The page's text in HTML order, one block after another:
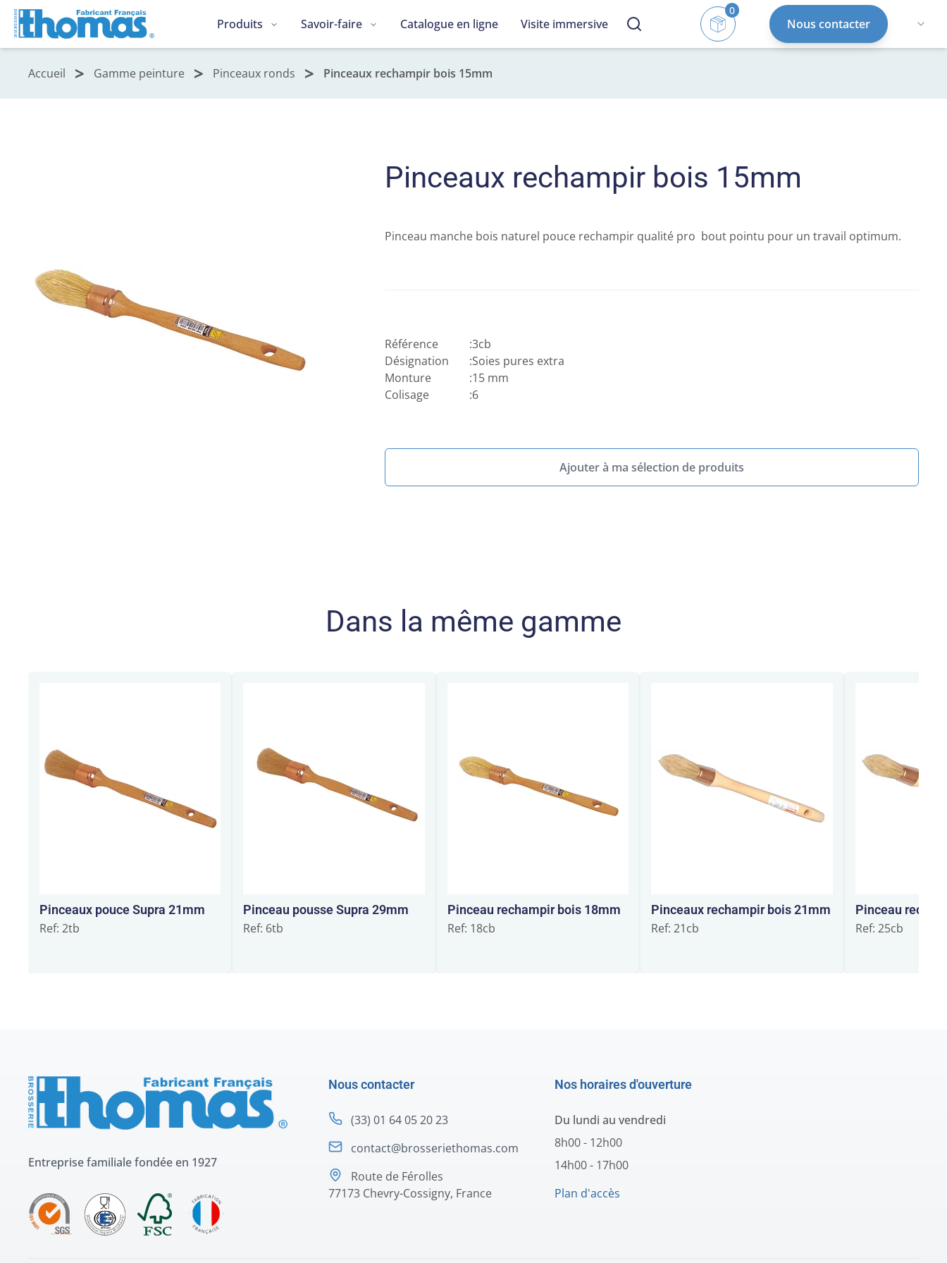
Produits Savoir-faire Catalogue en ligne Visite immersive
0
Nous contacter
Accueil Gamme peinture Pinceaux ronds Pinceaux rechampir bois 15mm
Pinceaux rechampir bois 15mm
Pinceau manche bois naturel pouce rechampir qualité pro  bout pointu pour un travail optimum.
Référence :3cb
Désignation
:Soies pures extra
Monture
:15 mm
Colisage
:6
Ajouter à ma sélection de produits
Dans la même gamme
Pinceaux pouce Supra 21mm
Ref: 2tb
Pinceau pousse Supra 29mm
Ref: 6tb
Pinceau rechampir bois 18mm
Ref: 18cb
Pinceaux rechampir bois 21mm
Ref: 21cb
Pinceau
Ref: 25cb
Entreprise familiale fondée en 1927
Nous contacter
(33) 01 64 05 20 23
contact@brosseriethomas.com
Route de Férolles
77173 Chevry-Cossigny, France
Nos horaires d'ouverture
Du lundi au vendredi
8h00 - 12h00
14h00 - 17h00
Plan d'accès